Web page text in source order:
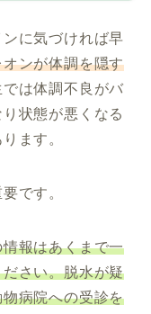
に気づければ早
オンが体調を隠す
は体調不良がバ
状態が悪くなる
ます。
です。
報はあくまで一
さい。脱水が疑
病院への受診を